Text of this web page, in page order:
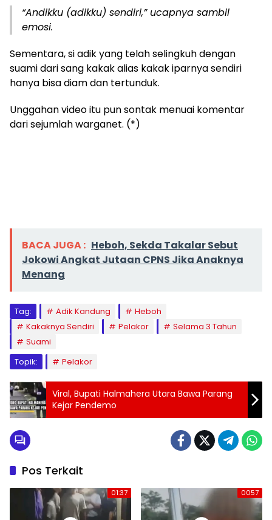
“Andikku (adikku) sendiri,” ucapnya sambil
emosi.
Sementara, si adik yang telah selingkuh dengan
suami dari sang kakak alias kakak iparnya sendiri
hanya bisa diam dan tertunduk.
Unggahan video itu pun sontak menuai komentar
dari sejumlah warganet. (*)
BACA JUGA : Heboh, Sekda Takalar Sebut
Jokowi Angkat Jutaan CPNS Jika Anaknya
Menang
Tag: Adik Kandung
Heboh
Kakaknya Sendiri
Pelakor
Selama 3 Tahun
Suami
Topik:
Pelakor
Viral, Bupati Halmahera Utara Bawa Parang
Kejar Pendemo
Pos Terkait
01:37 0057